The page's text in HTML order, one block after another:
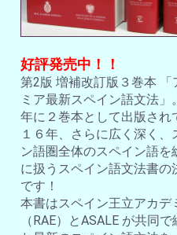
好評発売中！！
第2版 増補改訂版３巻本 「
ミア最新スペイン語文法」
年に２巻本として出版され
１６年、さらに広く深く、
ン語圏全体のスペイン語を
に扱うスペイン語文法書の
です！
本書はスペイン王立アカデ
（RAE）とASALE が共同で